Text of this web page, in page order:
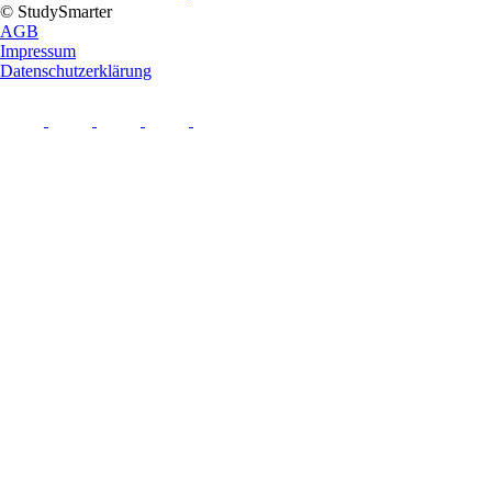
© StudySmarter
AGB
Impressum
Datenschutzerklärung